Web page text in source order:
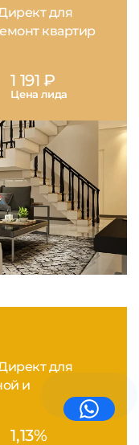
для
квартир
1 191 ₽
Цена лида
для
и
1,13%